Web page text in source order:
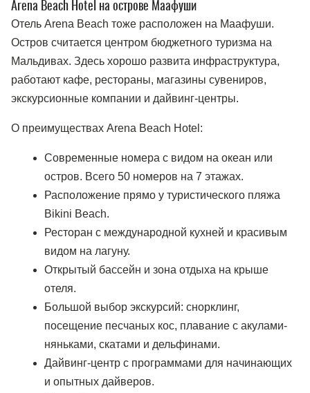
Arena Beach Hotel на острове Маафуши
Отель Arena Beach тоже расположен на Маафуши.
Остров считается центром бюджетного туризма на
Мальдивах. Здесь хорошо развита инфраструктура,
работают кафе, рестораны, магазины сувениров,
экскурсионные компании и дайвинг-центры.
О преимуществах Arena Beach Hotel:
Современные номера с видом на океан или
остров. Всего 50 номеров на 7 этажах.
Расположение прямо у туристического пляжа
Bikini Beach.
Ресторан с международной кухней и красивым
видом на лагуну.
Открытый бассейн и зона отдыха на крыше
отеля.
Большой выбор экскурсий: снорклинг,
посещение песчаных кос, плавание с акулами-
няньками, скатами и дельфинами.
Дайвинг-центр с программами для начинающих
и опытных дайверов.